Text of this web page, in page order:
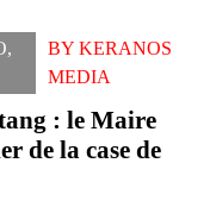
,
BY KERANOS
MEDIA
: le Maire
de la case de